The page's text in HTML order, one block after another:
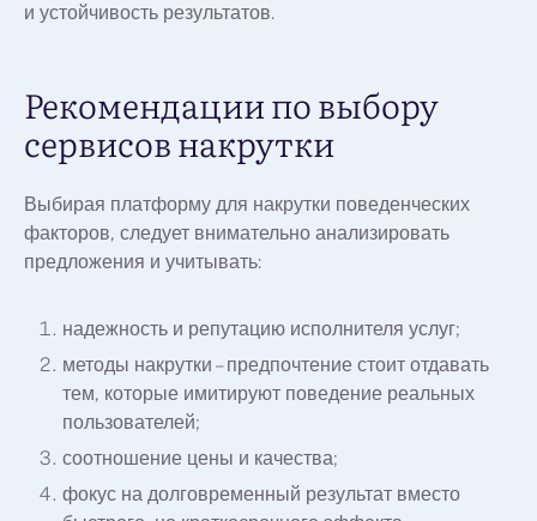
и устойчивость результатов.
Рекомендации по выбору
сервисов накрутки
Выбирая платформу для накрутки поведенческих
факторов, следует внимательно анализировать
предложения и учитывать:
надежность и репутацию исполнителя услуг;
методы накрутки – предпочтение стоит отдавать
тем, которые имитируют поведение реальных
пользователей;
соотношение цены и качества;
фокус на долговременный результат вместо